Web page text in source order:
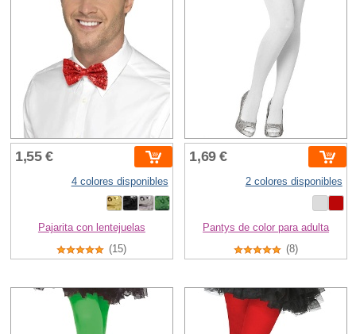
1,55 €
4 colores disponibles
Pajarita con lentejuelas
(15)
1,69 €
2 colores disponibles
Pantys de color para adulta
(8)